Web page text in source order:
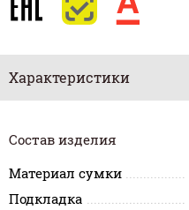
Характеристики
Состав изделия
Материал сумки
Подкладка